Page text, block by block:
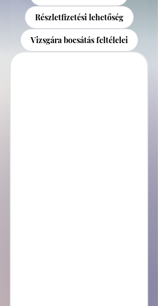
Részletfizetési lehetőség
Vizsgára bocsátás feltélelei